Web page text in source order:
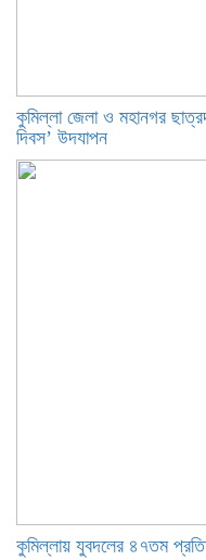
কুমিল্লা জেলা ও মহানগর
দিবস’ উদযাপন
কুমিল্লায় যুবদলের ৪৭তম